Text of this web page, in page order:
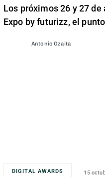
Los próximos 26 y 27 de
Expo by futurizz, el
Antonio Ozaita
DIGITAL AWARDS 15